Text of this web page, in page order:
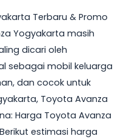
Terbaru & Promo
Yogyakarta masih
dicari oleh
sebagai mobil keluarga
dan cocok untuk
Toyota Avanza
Harga Toyota Avanza
estimasi harga